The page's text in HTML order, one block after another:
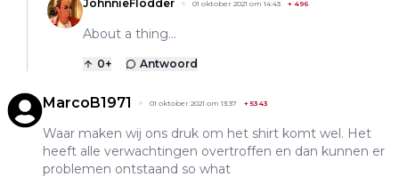
JohnnieFlodder 01 oktober 2021 om 14:43 + 496
About a thing...
0+ Antwoord
MarcoB1971 01 oktober 2021 om 13:37 + 5343
Waar maken wij ons druk om het shirt komt wel. Het
heeft alle verwachtingen overtroffen en dan kunnen er
problemen ontstaand so what